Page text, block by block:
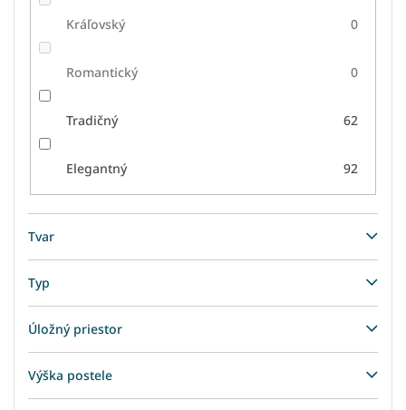
Kráľovský 0
Romantický 0
Tradičný 62
Elegantný 92
Tvar
Typ
Úložný priestor
Výška postele